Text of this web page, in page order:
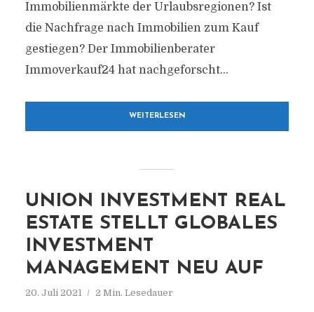
Immobilienmärkte der Urlaubsregionen? Ist
die Nachfrage nach Immobilien zum Kauf
gestiegen? Der Immobilienberater
Immoverkauf24 hat nachgeforscht...
WEITERLESEN
UNION INVESTMENT REAL
ESTATE STELLT GLOBALES
INVESTMENT
MANAGEMENT NEU AUF
20. Juli 2021 2 Min. Lesedauer